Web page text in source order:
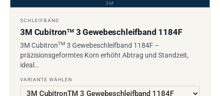
3M
SCHLEIFBAND
3M CubitronTM3 Gewebeschleifband 1184F
3M CubitronTM 3 Gewebeschleifband 1184F –
präzisionsgeformtes Korn erhöht Abtrag und Standzeit,
ideal…
VARIANTE WÄHLEN